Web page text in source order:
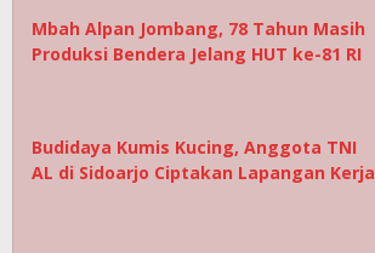
Mbah Alpan Jombang, 78 Tahun Masih
Produksi Bendera Jelang HUT ke-81 RI
Budidaya Kumis Kucing, Anggota TNI
AL di Sidoarjo Ciptakan Lapangan Kerja